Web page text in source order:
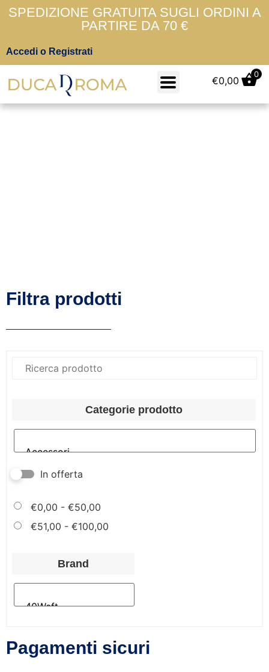
SPEDIZIONE GRATUITA SUGLI ORDINI A
PARTIRE DA 70 €
Accedi o Registrati
€0,00
0
Filtra prodotti
Categorie prodotto
In offerta
€0,00 - €50,00
€51,00 - €100,00
Brand
Pagamenti sicuri